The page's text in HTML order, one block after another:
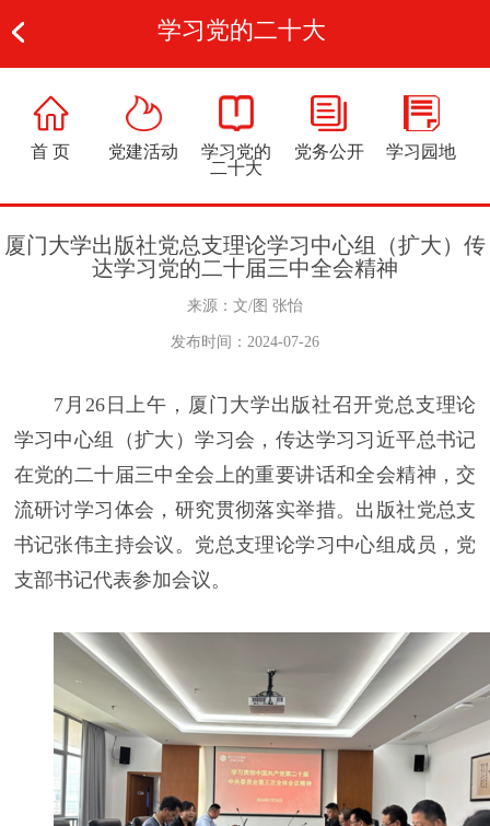
学习党的二十大
首 页 党建活动
学习党的
二十大
党务公开 学习园地
厦门大学出版社党总支理论学习中心组（扩大）传
达学习党的二十届三中全会精神
来源：文/图 张怡
发布时间：2024-07-26
7月26日上午，厦门大学出版社召开党总支理论
学习中心组（扩大）学习会，传达学习习近平总书记
在党的二十届三中全会上的重要讲话和全会精神，交
流研讨学习体会，研究贯彻落实举措。出版社党总支
书记张伟主持会议。党总支理论学习中心组成员，党
支部书记代表参加会议。